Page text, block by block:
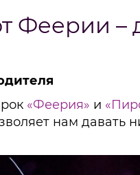
Феерии –
«Феерия» и
нам